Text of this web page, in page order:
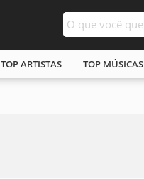
TOP ARTISTAS TOP MÚSICAS